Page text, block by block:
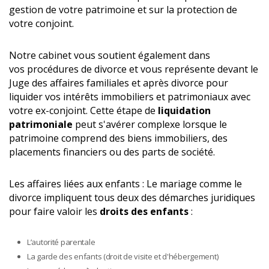
gestion de votre patrimoine et sur la protection de
votre conjoint.
Notre cabinet vous soutient également dans
vos procédures de divorce et vous représente devant le
Juge des affaires familiales et après divorce pour
liquider vos intérêts immobiliers et patrimoniaux avec
votre ex-conjoint. Cette étape de liquidation
patrimoniale peut s'avérer complexe lorsque le
patrimoine comprend des biens immobiliers, des
placements financiers ou des parts de société.
Les affaires liées aux enfants : Le mariage comme le
divorce impliquent tous deux des démarches juridiques
pour faire valoir les droits des enfants:
L’autorité parentale
La garde des enfants (droit de visite et d'hébergement)